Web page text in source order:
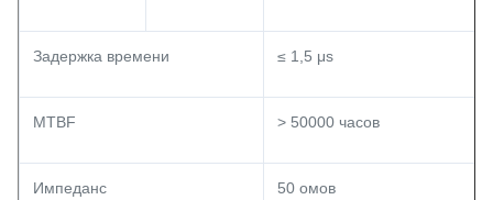
Задержка времени ≤ 1,5 μs
MTBF > 50000 часов
Импеданс 50 омов